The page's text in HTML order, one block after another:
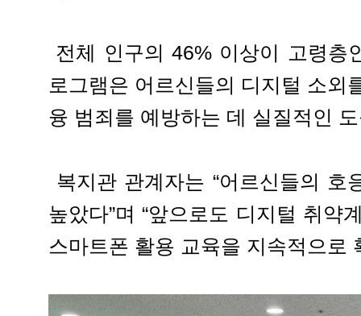
전체 인구의 46% 이상이 고령층
로그램은 어르신들의 디지털 소외
융 범죄를 예방하는 데 실질적인
복지관 관계자는 “어르신들의 호
높았다”며 “앞으로도 디지털 취약
스마트폰 활용 교육을 지속적으로